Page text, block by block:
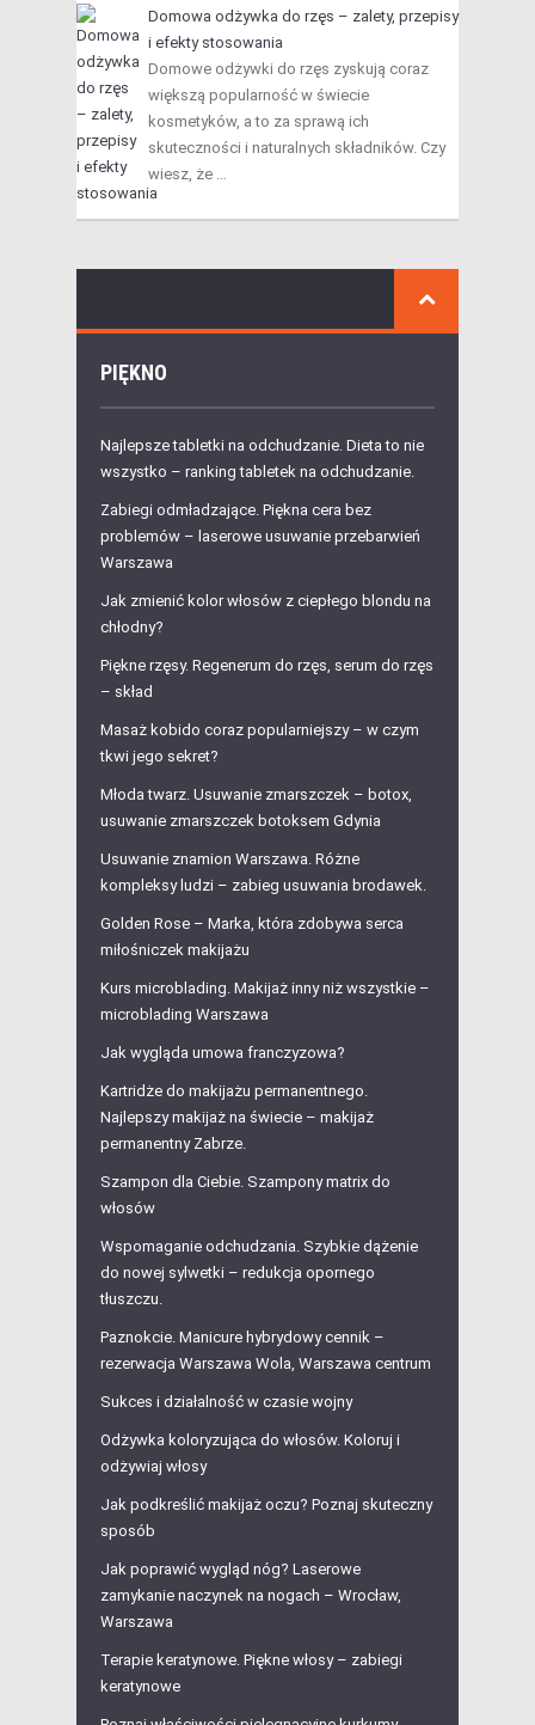
Domowa odżywka do rzęs – zalety, przepisy
i efekty stosowania
Domowe odżywki do rzęs zyskują coraz
większą popularność w świecie
kosmetyków, a to za sprawą ich
skuteczności i naturalnych składników. Czy
wiesz, że …
PIĘKNO
Najlepsze tabletki na odchudzanie. Dieta to nie
wszystko – ranking tabletek na odchudzanie.
Zabiegi odmładzające. Piękna cera bez
problemów – laserowe usuwanie przebarwień
Warszawa
Jak zmienić kolor włosów z ciepłego blondu na
chłodny?
Piękne rzęsy. Regenerum do rzęs, serum do rzęs
– skład
Masaż kobido coraz popularniejszy – w czym
tkwi jego sekret?
Młoda twarz. Usuwanie zmarszczek – botox,
usuwanie zmarszczek botoksem Gdynia
Usuwanie znamion Warszawa. Różne
kompleksy ludzi – zabieg usuwania brodawek.
Golden Rose – Marka, która zdobywa serca
miłośniczek makijażu
Kurs microblading. Makijaż inny niż wszystkie –
microblading Warszawa
Jak wygląda umowa franczyzowa?
Kartridże do makijażu permanentnego.
Najlepszy makijaż na świecie – makijaż
permanentny Zabrze.
Szampon dla Ciebie. Szampony matrix do
włosów
Wspomaganie odchudzania. Szybkie dążenie
do nowej sylwetki – redukcja opornego
tłuszczu.
Paznokcie. Manicure hybrydowy cennik –
rezerwacja Warszawa Wola, Warszawa centrum
Sukces i działalność w czasie wojny
Odżywka koloryzująca do włosów. Koloruj i
odżywiaj włosy
Jak podkreślić makijaż oczu? Poznaj skuteczny
sposób
Jak poprawić wygląd nóg? Laserowe
zamykanie naczynek na nogach – Wrocław,
Warszawa
Terapie keratynowe. Piękne włosy – zabiegi
keratynowe